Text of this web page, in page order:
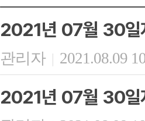
2021년 07월 30일
관리자 | 2021.08.09
2021년 07월 30일